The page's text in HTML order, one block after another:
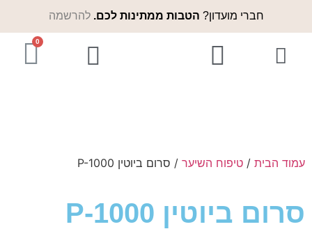
חברי מועדון? הטבות ממתינות לכם. להרשמה
עמוד הבית / טיפוח השיער / סרום ביוטין P-1000
סרום ביוטין P-1000